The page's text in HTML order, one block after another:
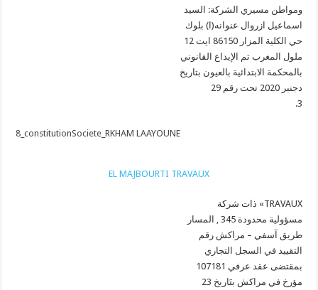
ومواطن مسيري الشركة: السيد
اسماعيل ازروال عنوانه(ا) بلوك
12 حي الكلية المزار 86150 ايت
ملول المغرب تم الإيداع القانوني
بالمحكمة الابتدائية بالعيون بتاريخ
29 دجنبر 2020 تحت رقم
.3
8_constitutionSociete_RKHAM LAAYOUNE
EL MAJBOURTI TRAVAUX
ذات شركة «TRAVAUX
مسؤولية محدودة 345 , المسار
طريق آسفي – مراكش رقم
التقييد في السجل التجاري
107181 بمقتضى عقد عرفي
مؤرخ في مراكش بتَاريخ 23